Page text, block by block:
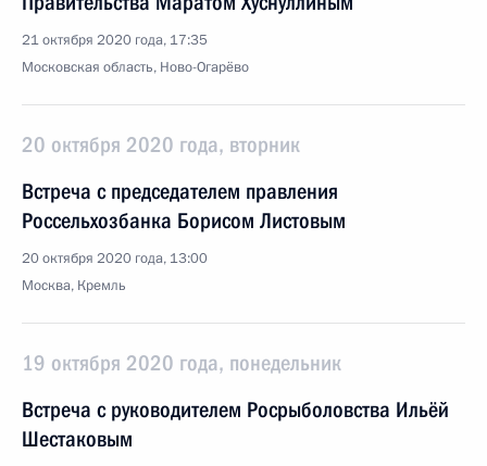
21 октября 2020 года, 17:35
Московская область, Ново-Огарёво
20 октября 2020 года, вторник
Встреча с председателем правления
Россельхозбанка Борисом Листовым
20 октября 2020 года, 13:00
Москва, Кремль
19 октября 2020 года, понедельник
Встреча с руководителем Росрыболовства Ильёй
Шестаковым